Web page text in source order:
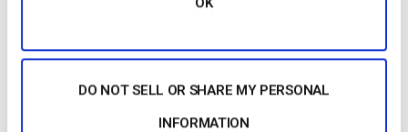
DO NOT SELL OR SHARE MY PERSONAL
INFORMATION
Free 14-Day Trial